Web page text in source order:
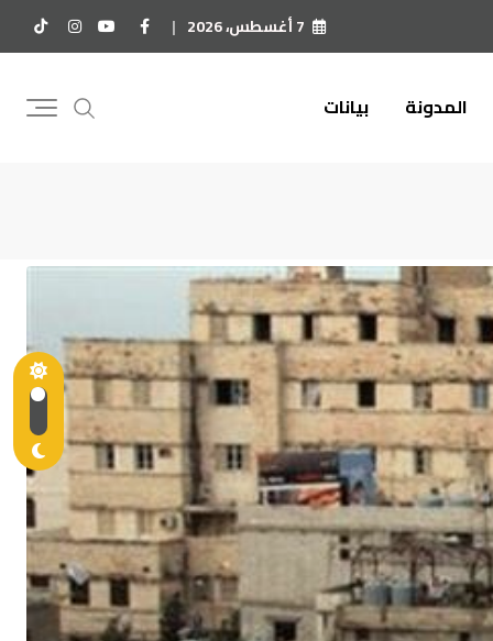
7 أغسطس، 2026
المدونة بيانات